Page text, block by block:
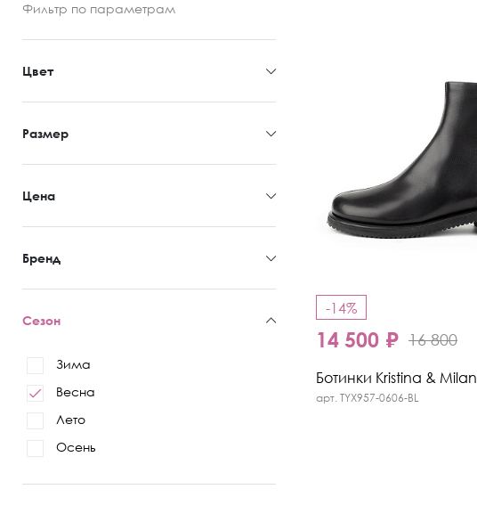
Фильтр по параметрам
Цвет
Размер
Цена
Бренд
Сезон
Зима
Весна
Лето
Осень
-14%
14 500 ₽ 16 800
Ботинки Kristina & Milan
арт. TYX957-0606-BL